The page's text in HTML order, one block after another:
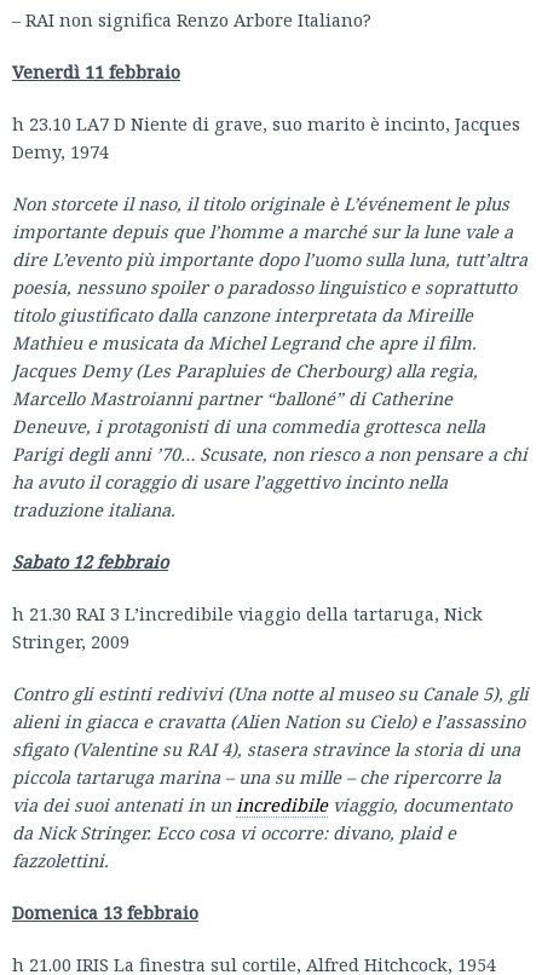
– RAI non significa Renzo Arbore Italiano?
Venerdì 11 febbraio
h 23.10 LA7 D Niente di grave, suo marito è incinto, Jacques
Demy, 1974
Non storcete il naso, il titolo originale è L’événement le plus
importante depuis que l’homme a marché sur la lune vale a
direL’evento più importante dopo l’uomo sulla luna, tutt’altra
poesia, nessuno spoiler o paradosso linguistico e soprattutto
titolo giustificato dalla canzone interpretata da Mireille
Mathieu e musicata da Michel Legrand che apre il film.
Jacques Demy (Les Parapluies de Cherbourg) alla regia,
Marcello Mastroianni partner “balloné” di Catherine
Deneuve, i protagonisti di una commedia grottesca nella
Parigi degli anni ’70… Scusate, non riesco a non pensare a chi
ha avuto il coraggio di usare l’aggettivo incinto nella
traduzione italiana.
Sabato 12 febbraio
h 21.30 RAI 3 L’incredibile viaggio della tartaruga, Nick
Stringer, 2009
Contro gli estinti redivivi (Una notte al museo su Canale 5), gli
alieni in giacca e cravatta (Alien Nation su Cielo) e l’assassino
sfigato (Valentine su RAI 4), stasera stravince la storia di una
piccola tartaruga marina – una su mille – che ripercorre la
via dei suoi antenati in un incredibileviaggio, documentato
da Nick Stringer. Ecco cosa vi occorre: divano, plaid e
fazzolettini.
Domenica 13 febbraio
h 21.00 IRIS La finestra sul cortile, Alfred Hitchcock, 1954